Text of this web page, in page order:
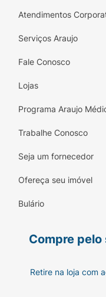
Atendimentos
Serviços Araujo
Fale Conosco
Lojas
Programa Araujo
Trabalhe Conosco
Seja um fornecedor
Ofereça seu imóvel
Bulário
Compre
Retire na loja com